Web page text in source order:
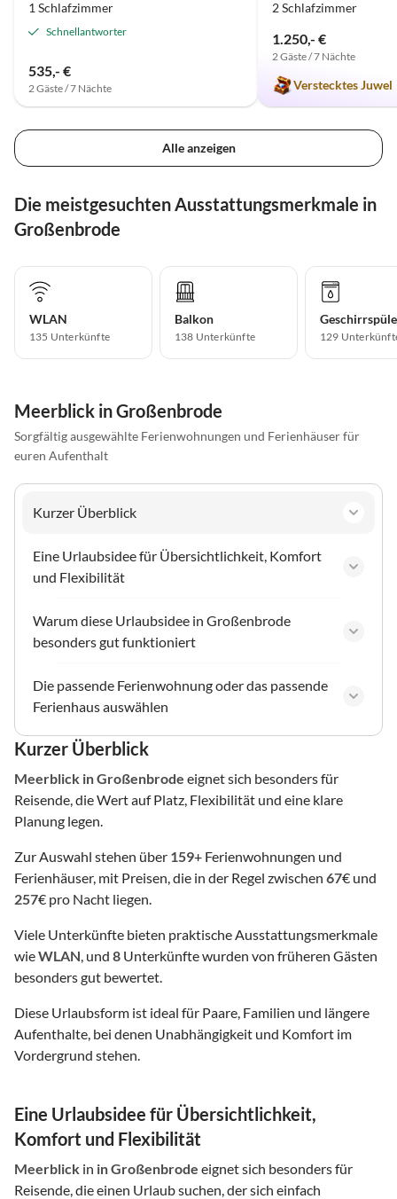
1 Schlafzimmer
Schnellantworter
535,- €
2 Gäste / 7 Nächte
2 Schlafzimmer
1.250,- €
2 Gäste / 7 Nächte
Verstecktes Juwel
Alle anzeigen
Die meistgesuchten Ausstattungsmerkmale in
Großenbrode
WLAN
135 Unterkünfte
Balkon
138 Unterkünfte 129
Meerblick in Großenbrode
Sorgfältig ausgewählte Ferienwohnungen und Ferienhäuser für
euren Aufenthalt
Kurzer Überblick
Eine Urlaubsidee für Übersichtlichkeit, Komfort
und Flexibilität
Warum diese Urlaubsidee in Großenbrode
besonders gut funktioniert
Die passende Ferienwohnung oder das passende
Ferienhaus auswählen
Kurzer Überblick
Meerblick in Großenbrode eignet sich besonders für
Reisende, die Wert auf Platz, Flexibilität und eine klare
Planung legen.
Zur Auswahl stehen über 159+ Ferienwohnungen und
Ferienhäuser, mit Preisen, die in der Regel zwischen 67€ und
257€ pro Nacht liegen.
Viele Unterkünfte bieten praktische Ausstattungsmerkmale
wieWLAN, und 8 Unterkünfte wurden von früheren Gästen
besonders gut bewertet.
Diese Urlaubsform ist ideal für Paare, Familien und längere
Aufenthalte, bei denen Unabhängigkeit und Komfort im
Vordergrund stehen.
Eine Urlaubsidee für Übersichtlichkeit,
Komfort und Flexibilität
Meerblick in in Großenbrode eignet sich besonders für
Reisende, die einen Urlaub suchen, der sich einfach